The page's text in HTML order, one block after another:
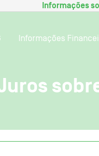
Informações
Informações